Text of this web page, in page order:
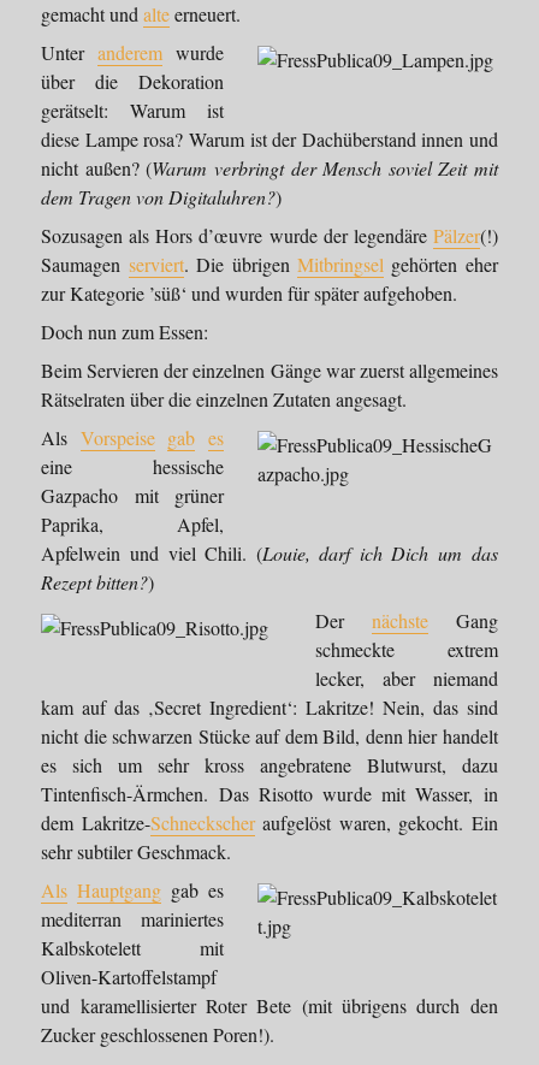
gemacht undalteerneuert.
Unter anderem wurde
über die Dekoration
gerätselt: Warum ist
diese Lampe rosa? Warum ist der Dachüberstand innen und
nicht außen? (Warum verbringt der Mensch soviel Zeit mit
dem Tragen von Digitaluhren?)
Sozusagen als Hors d’œuvre wurde der legendäre Pälzer(!)
Saumagen serviert. Die übrigen Mitbringsel gehörten eher
zur Kategorie ’süß‘ und wurden für später aufgehoben.
Doch nun zum Essen:
Beim Servieren der einzelnen Gänge war zuerst allgemeines
Rätselraten über die einzelnen Zutaten angesagt.
Als Vorspeise gab es
eine hessische
Gazpacho mit grüner
Paprika, Apfel,
Apfelwein und viel Chili. (Louie, darf ich Dich um das
Rezept bitten?)
Der nächste Gang
schmeckte extrem
lecker, aber niemand
kam auf das ‚Secret Ingredient‘: Lakritze! Nein, das sind
nicht die schwarzen Stücke auf dem Bild, denn hier handelt
es sich um sehr kross angebratene Blutwurst, dazu
Tintenfisch-Ärmchen. Das Risotto wurde mit Wasser, in
dem Lakritze-Schneckscheraufgelöst waren, gekocht. Ein
sehr subtiler Geschmack.
Als Hauptgang gab es
mediterran mariniertes
Kalbskotelett mit
Oliven-Kartoffelstampf
und karamellisierter Roter Bete (mit übrigens durch den
Zucker geschlossenen Poren!).